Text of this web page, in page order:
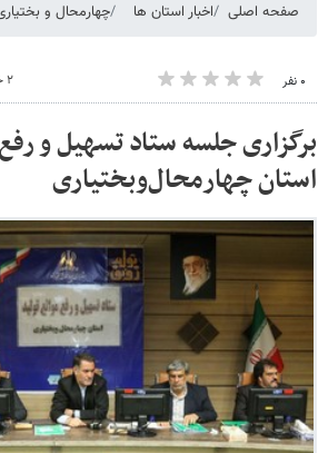
صفحه اصلی اخبار استان ها چهارمحال و
۰ نفر ۲ خرداد ۱۳۹۸ - ۰۹:۴۶
برگزاری جلسه ستاد تسهیل و
استان چهارمحال‌وبختیاری